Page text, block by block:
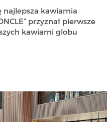
najlepsza kawiarnia
przyznał pierwsze
kawiarni globu